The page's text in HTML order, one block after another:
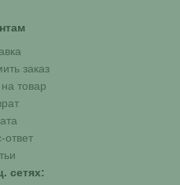
заказ
товар
ответ
сетях: